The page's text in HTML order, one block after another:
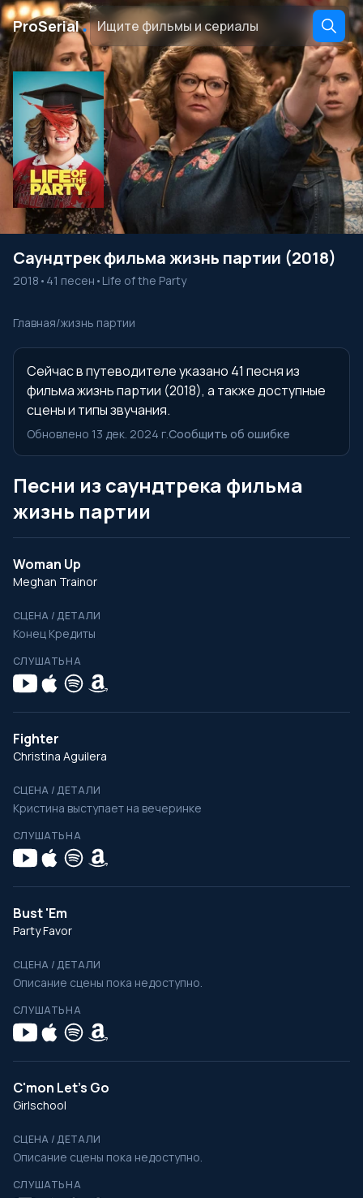
ProSerial․
Саундтрек фильма жизнь партии (2018)
2018 • 41 песен • Life of the Party
Главная/жизнь партии
Сейчас в путеводителе указано 41 песня из
фильма жизнь партии (2018), а также доступные
сцены и типы звучания.
Обновлено 13 дек. 2024 г.Сообщить об ошибке
Песни из саундтрека фильма
жизнь партии
Woman Up
Meghan Trainor
СЦЕНА / ДЕТАЛИ
Конец Кредиты
СЛУШАТЬ НА
Fighter
Christina Aguilera
СЦЕНА / ДЕТАЛИ
Кристина выступает на вечеринке
СЛУШАТЬ НА
Bust 'Em
Party Favor
СЦЕНА / ДЕТАЛИ
Описание сцены пока недоступно.
СЛУШАТЬ НА
C'mon Let's Go
Girlschool
СЦЕНА / ДЕТАЛИ
Описание сцены пока недоступно.
СЛУШАТЬ НА